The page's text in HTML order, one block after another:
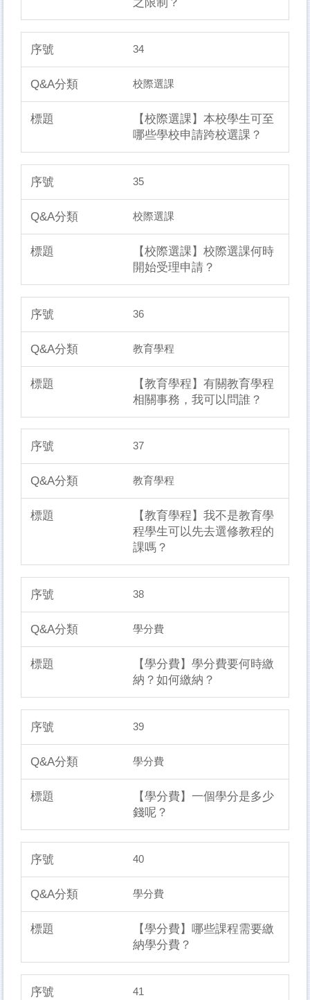
34
校際選課
【校際選課】本校學生可至
哪些學校申請跨校選課？
35
校際選課
【校際選課】校際選課何時
開始受理申請？
36
教育學程
【教育學程】有關教育學程
相關事務，我可以問誰？
37
教育學程
【教育學程】我不是教育學
程學生可以先去選修教程的
課嗎？
38
學分費
【學分費】學分費要何時繳
納？如何繳納？
39
學分費
【學分費】一個學分是多少
錢呢？
40
學分費
【學分費】哪些課程需要繳
納學分費？
41